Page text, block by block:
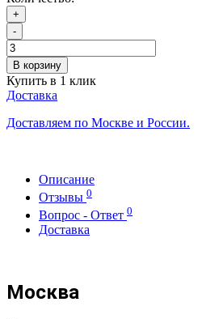
+
-
В корзину
Купить в 1 клик
Доставка
Доставляем по Москве и России.
Описание
Отзывы 0
Вопрос - Ответ 0
Доставка
Москва